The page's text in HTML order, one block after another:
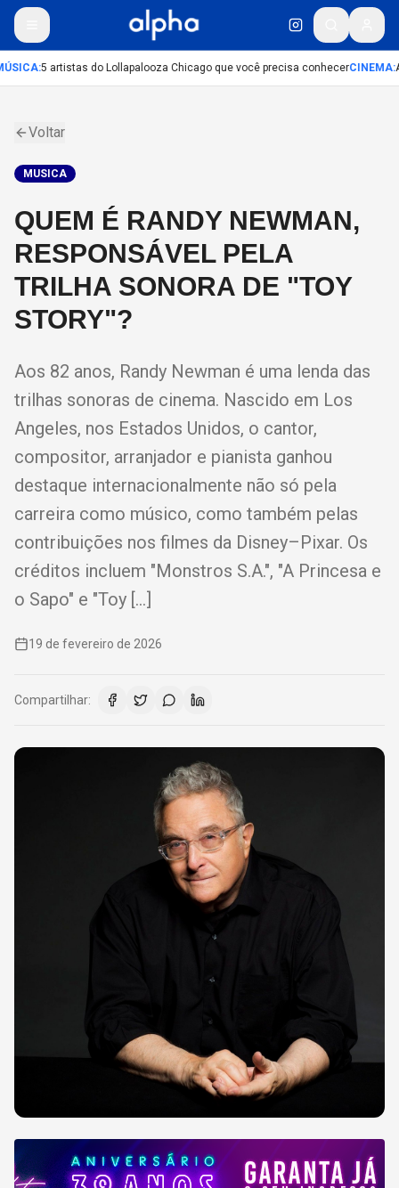
:5 artistas do Lollapalooza Chicago que você precisa conhecerCINEMA:
Voltar
MUSICA
QUEM É RANDY NEWMAN,
RESPONSÁVEL PELA
TRILHA SONORA DE "TOY
STORY"?
Aos 82 anos, Randy Newman é uma lenda das
trilhas sonoras de cinema. Nascido em Los
Angeles, nos Estados Unidos, o cantor,
compositor, arranjador e pianista ganhou
destaque internacionalmente não só pela
carreira como músico, como também pelas
contribuições nos filmes da Disney–Pixar. Os
créditos incluem "Monstros S.A.", "A Princesa e
o Sapo" e "Toy […]
19 de fevereiro de 2026
Compartilhar: